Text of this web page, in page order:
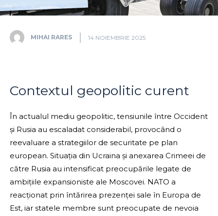
MIHAI RARES 14 NOIEMBRIE 2025
Contextul geopolitic curent
În actualul mediu geopolitic, tensiunile între Occident
și Rusia au escaladat considerabil, provocând o
reevaluare a strategiilor de securitate pe plan
european. Situația din Ucraina și anexarea Crimeei de
către Rusia au intensificat preocupările legate de
ambițiile expansioniste ale Moscovei. NATO a
reacționat prin întărirea prezenței sale în Europa de
Est, iar statele membre sunt preocupate de nevoia